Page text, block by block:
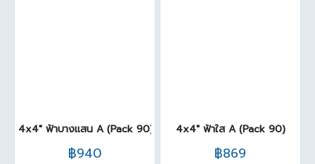
4x4" ฟ้าบางแสน A (Pack 90)
฿940
4x4" ฟ้าใส A (Pack 90)
฿869